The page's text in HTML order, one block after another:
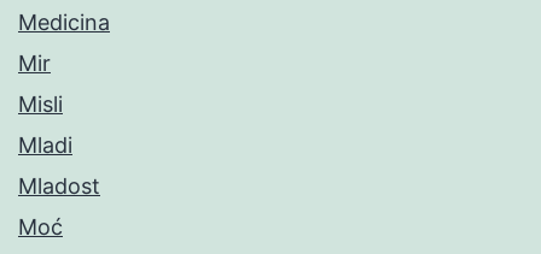
Medicina
Mir
Misli
Mladi
Mladost
Moć